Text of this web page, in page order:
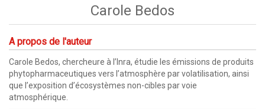
Carole Bedos
A propos de l'auteur
Carole Bedos, chercheure à l’Inra, étudie les émissions de produits
phytopharmaceutiques vers l’atmosphère par volatilisation, ainsi
que l’exposition d’écosystèmes non-cibles par voie
atmosphérique.